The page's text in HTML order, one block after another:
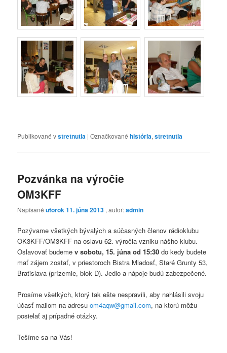
Publikované vstretnutia |Označkované história,stretnutia
Pozvánka na výročie
OM3KFF
Napísanéutorok 11. júna 2013 , autor:admin
Pozývame všetkých bývalých a súčasných členov rádioklubu
OK3KFF/OM3KFF na oslavu 62. výročia vzniku nášho klubu.
Oslavovať budemev sobotu, 15. júna od 15:30 do kedy budete
mať zájem zostať, v priestoroch Bistra Mladosť, Staré Grunty 53,
Bratislava (prízemie, blok D). Jedlo a nápoje budú zabezpečené.
Prosíme všetkých, ktorý tak ešte nespravili, aby nahlásili svoju
účasť mailom na adresuom4aqw@gmail.com, na ktorú môžu
posielať aj prípadné otázky.
Tešíme sa na Vás!